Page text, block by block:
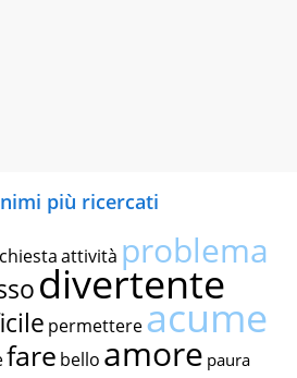
più ricercati
attività problema
divertente
permettereacume
fare bello amore paura